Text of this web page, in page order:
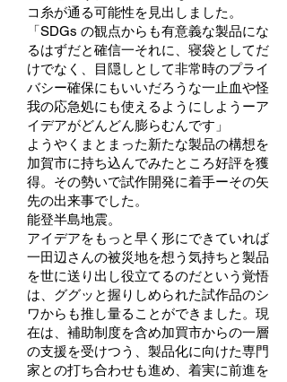
コ糸が通る可能性を見出しました。
「SDGs の観点からも有意義な製品にな
るはずだと確信一それに、寝袋としてだ
けでなく、目隠しとして非常時のプライ
バシー確保にもいいだろうな一止血や怪
我の応急処にも使えるようにしようーア
イデアがどんどん膨らむんです」
ようやくまとまった新たな製品の構想を
加賀市に持ち込んでみたところ好評を獲
得。その勢いで試作開発に着手ーその矢
先の出来事でした。
能登半島地震。
アイデアをもっと早く形にできていれば
一田辺さんの被災地を想う気持ちと製品
を世に送り出し役立てるのだという覚悟
は、ググッと握りしめられた試作品のシ
ワからも推し量ることができました。現
在は、補助制度を含め加買市からの一層
の支援を受けつう、製品化に向けた専門
家との打ち合わせも進め、着実に前進を